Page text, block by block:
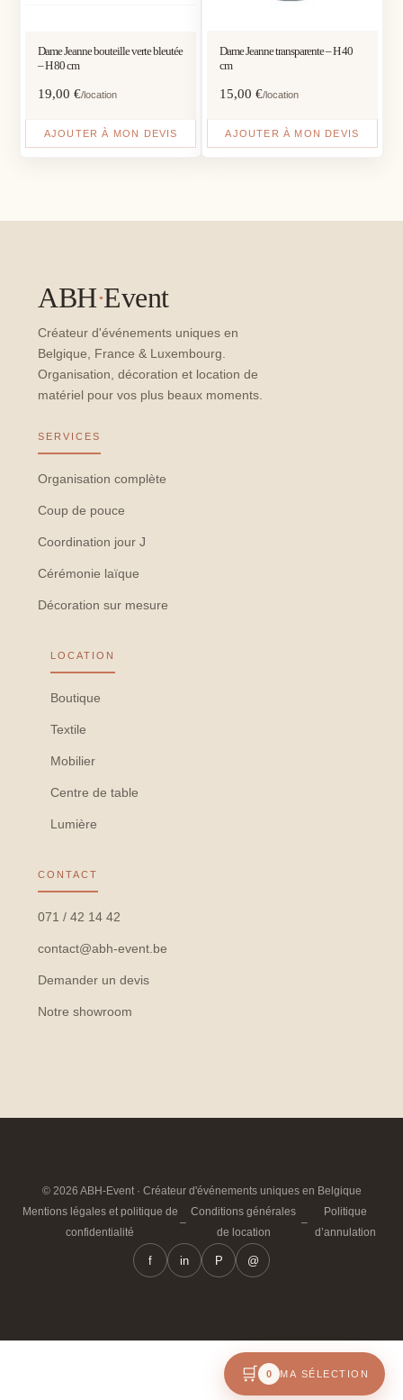
Dame Jeanne bouteille verte bleutée
– H 80 cm
19,00€/location
AJOUTER À MON DEVIS
Dame Jeanne transparente – H 40
cm
15,00 €/location
AJOUTER À MON DEVIS
ABH·Event
Créateur d'événements uniques en
Belgique, France & Luxembourg.
Organisation, décoration et location de
matériel pour vos plus beaux moments.
SERVICES
Organisation complète
Coup de pouce
Coordination jour J
Cérémonie laïque
Décoration sur mesure
LOCATION
Boutique
Textile
Mobilier
Centre de table
Lumière
CONTACT
071 / 42 14 42
contact@abh-event.be
Demander un devis
Notre showroom
© 2026 ABH-Event · Créateur d'événements uniques en Belgique
Mentions légales et politique de
confidentialité
–
Conditions générales
de location
–
Politique
d’annulation
f in P @
🛒 0 MA SÉLECTION